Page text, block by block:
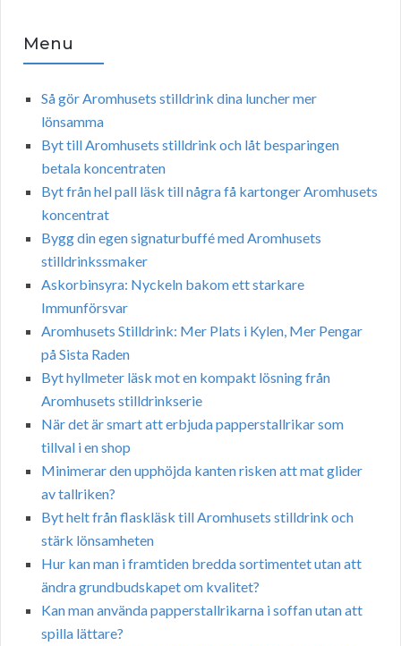
Menu
Så gör Aromhusets stilldrink dina luncher mer
lönsamma
Byt till Aromhusets stilldrink och låt besparingen
betala koncentraten
Byt från hel pall läsk till några få kartonger Aromhusets
koncentrat
Bygg din egen signaturbuffé med Aromhusets
stilldrinkssmaker
Askorbinsyra: Nyckeln bakom ett starkare
Immunförsvar
Aromhusets Stilldrink: Mer Plats i Kylen, Mer Pengar
på Sista Raden
Byt hyllmeter läsk mot en kompakt lösning från
Aromhusets stilldrinkserie
När det är smart att erbjuda papperstallrikar som
tillval i en shop
Minimerar den upphöjda kanten risken att mat glider
av tallriken?
Byt helt från flaskläsk till Aromhusets stilldrink och
stärk lönsamheten
Hur kan man i framtiden bredda sortimentet utan att
ändra grundbudskapet om kvalitet?
Kan man använda papperstallrikarna i soffan utan att
spilla lättare?